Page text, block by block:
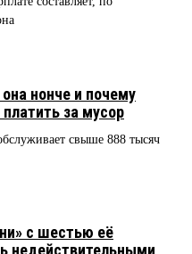
нонче и почему
за мусор
свыше 888 тысяч
с шестью её
недействительными